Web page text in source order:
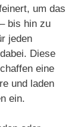
um das
bis hin zu
jeden
Diese
eine
und laden
ein.